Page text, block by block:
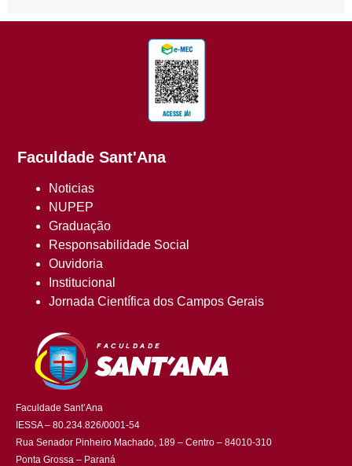
Faculdade Sant'Ana
Noticias
NUPEP
Graduação
Responsabilidade Social
Ouvidoria
Institucional
Jornada Científica dos Campos Gerais
Faculdade Sant’Ana
IESSA – 80.234.826/0001-54
Rua Senador Pinheiro Machado, 189 – Centro – 84010-310
Ponta Grossa – Paraná